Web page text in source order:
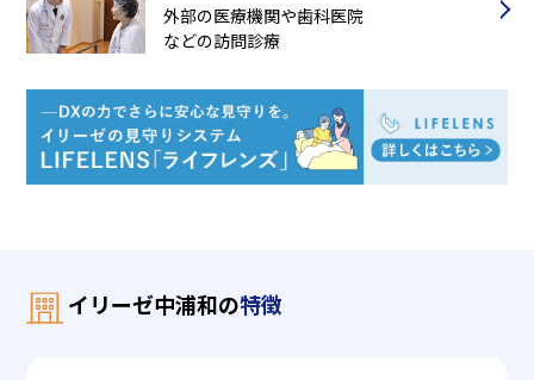
外部の医療機関や歯科医院
などの訪問診療
イリーゼ中浦和の特徴